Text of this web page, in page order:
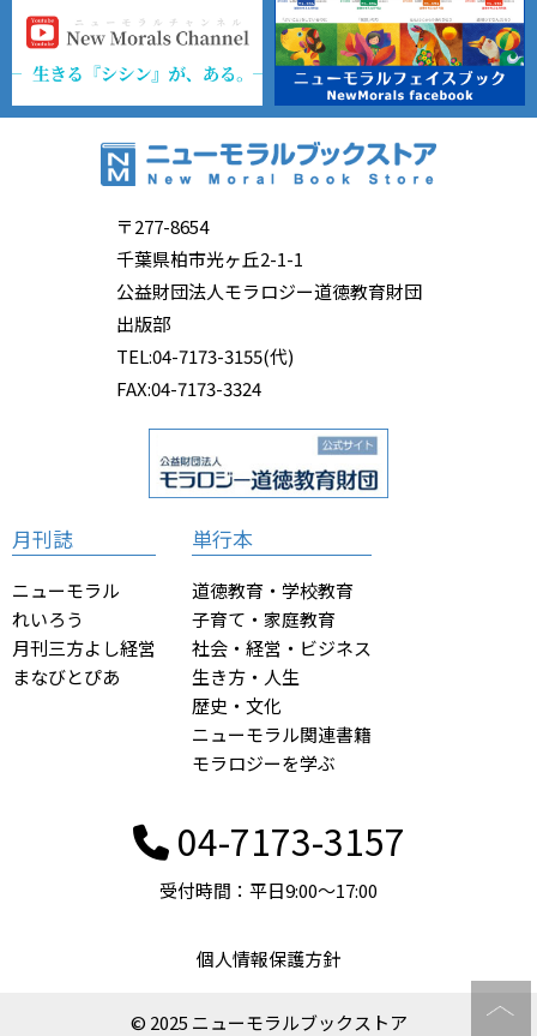
〒277-8654
千葉県柏市光ヶ丘2-1-1
公益財団法人モラロジー道徳教育財団
出版部
TEL:04-7173-3155(代)
FAX:04-7173-3324
月刊誌
ニューモラル
れいろう
月刊三方よし経営
まなびとぴあ
単行本
道徳教育・学校教育
子育て・家庭教育
社会・経営・ビジネス
生き方・人生
歴史・文化
ニューモラル関連書籍
モラロジーを学ぶ
04-7173-3157
受付時間：平日9:00〜17:00
個人情報保護方針
© 2025 ニューモラルブックストア